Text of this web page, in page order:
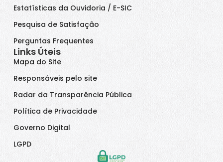
Estatísticas da Ouvidoria / E-SIC
Pesquisa de Satisfação
Perguntas Frequentes
Links Úteis
Mapa do Site
Responsáveis pelo site
Radar da Transparência Pública
Política de Privacidade
Governo Digital
LGPD